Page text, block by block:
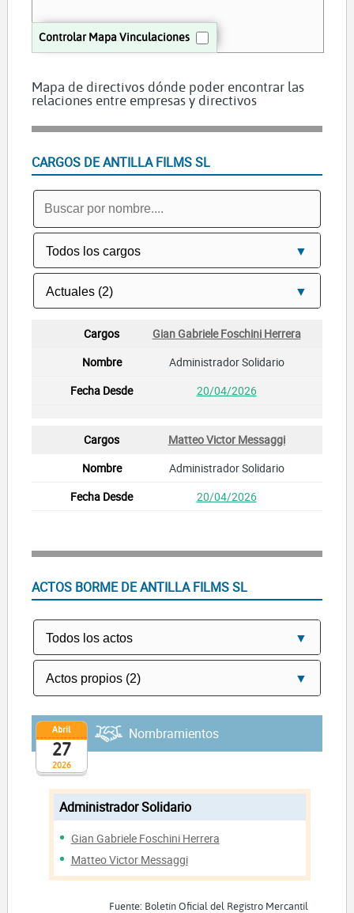
Controlar Mapa Vinculaciones
Mapa de directivos dónde poder encontrar las
relaciones entre empresas y directivos
CARGOS DE ANTILLA FILMS SL
Gian Gabriele Foschini Herrera
Administrador Solidario
20/04/2026
Matteo Victor Messaggi
Administrador Solidario
20/04/2026
ACTOS BORME DE ANTILLA FILMS SL
2026
Abril
27
Nombramientos
Administrador Solidario
Gian Gabriele Foschini Herrera
Matteo Victor Messaggi
Fuente: Boletín Oficial del Registro Mercantil